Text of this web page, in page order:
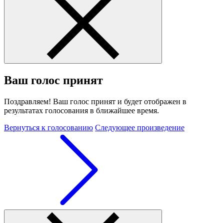
Ваш голос принят
Поздравляем! Ваш голос принят и будет отображен в
результатах голосования в ближайшее время.
Вернуться к голосованию Следующее произведение